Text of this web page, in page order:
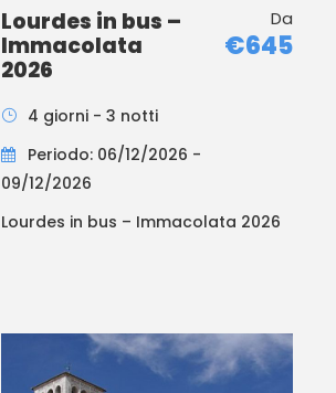
Lourdes in bus –
Immacolata
2026
Da
€645
4 giorni - 3 notti
Periodo: 06/12/2026 -
09/12/2026
Lourdes in bus – Immacolata 2026